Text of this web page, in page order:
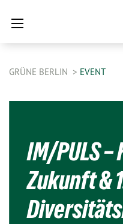
GRÜNE BERLIN EVENT
IM/PULS
Zukunft &